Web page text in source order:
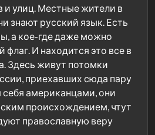
и улиц. Местные жители в
знают русский язык. Есть
а кое-где даже можно
флаг. И находится это все в
Здесь живут потомки
приехавших сюда пару
себя американцами, они
происхождением, чтут
православную веру